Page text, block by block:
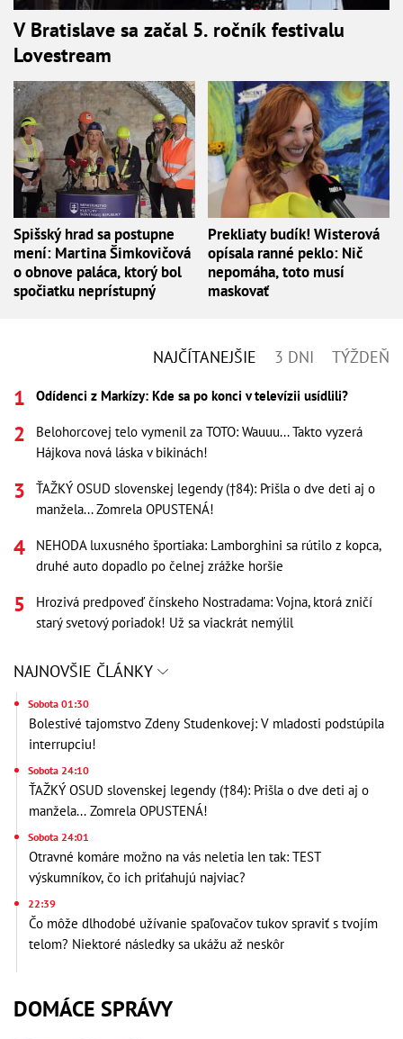
V Bratislave sa začal 5. ročník festivalu
Lovestream
Spišský hrad sa postupne
mení: Martina Šimkovičová
o obnove paláca, ktorý bol
spočiatku neprístupný
Prekliaty budík! Wisterová
opísala ranné peklo: Nič
nepomáha, toto musí
maskovať
NAJČÍTANEJŠIE 3 DNI TÝŽDEŇ
Odídenci z Markízy: Kde sa po konci v televízii usídlili?
Belohorcovej telo vymenil za TOTO: Wauuu... Takto vyzerá
Hájkova nová láska v bikinách!
ŤAŽKÝ OSUD slovenskej legendy (†84): Prišla o dve deti aj o
manžela... Zomrela OPUSTENÁ!
NEHODA luxusného športiaka: Lamborghini sa rútilo z kopca,
druhé auto dopadlo po čelnej zrážke horšie
Hrozivá predpoveď čínskeho Nostradama: Vojna, ktorá zničí
starý svetový poriadok! Už sa viackrát nemýlil
NAJNOVŠIE ČLÁNKY
Sobota 01:30
Bolestivé tajomstvo Zdeny Studenkovej: V mladosti podstúpila
interrupciu!
Sobota 24:10
ŤAŽKÝ OSUD slovenskej legendy (†84): Prišla o dve deti aj o
manžela... Zomrela OPUSTENÁ!
Sobota 24:01
Otravné komáre možno na vás neletia len tak: TEST
výskumníkov, čo ich priťahujú najviac?
22:39
Čo môže dlhodobé užívanie spaľovačov tukov spraviť s tvojím
telom? Niektoré následky sa ukážu až neskôr
DOMÁCE SPRÁVY